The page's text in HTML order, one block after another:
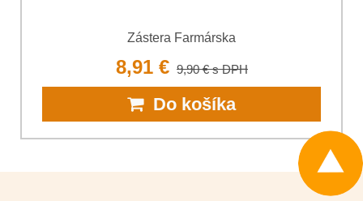
Zástera Farmárska
8,91 € 9,90 €s DPH
Do košíka